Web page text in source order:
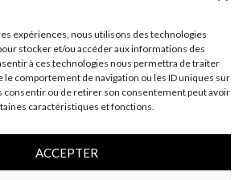
expériences, nous utilisons des technologies
stocker et/ou accéder aux informations des
à ces technologies nous permettra de traiter
le comportement de navigation ou les ID uniques sur
consentir ou de retirer son consentement peut avoir
caractéristiques et fonctions.
ACCEPTER
jour 2021: Marché mondial de
ressorts à plaques
pré et post COVID-19 …
de l’assemblage de ressorts à plaques